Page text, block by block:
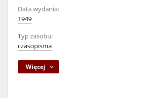
Data wydania:
1949
Typ zasobu:
czasopisma
Więcej